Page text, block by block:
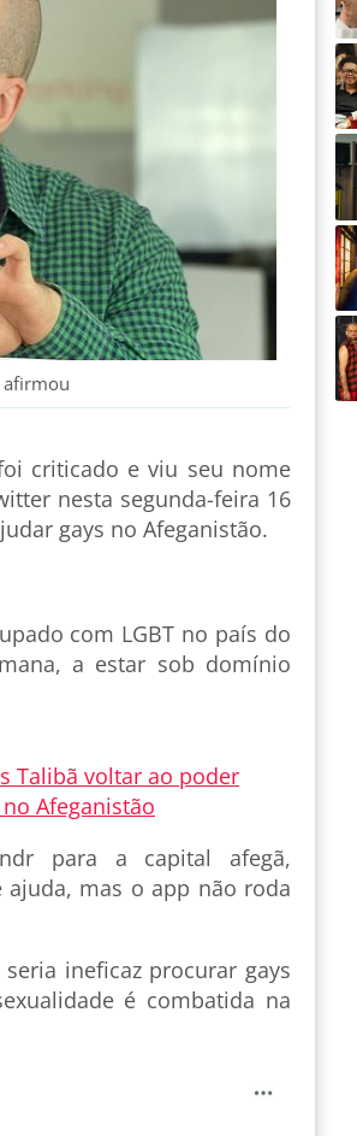
afirmou
criticado e viu seu nome
nesta segunda-feira 16
gays no Afeganistão.
com LGBT no país do
a estar sob domínio
Talibã voltar ao poder
Afeganistão
para a capital afegã,
ajuda, mas o app não roda
ineficaz procurar gays
é combatida na